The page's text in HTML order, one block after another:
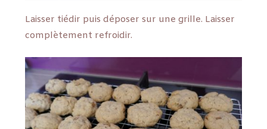
Laisser tiédir puis déposer sur une grille. Laisser
complètement refroidir.